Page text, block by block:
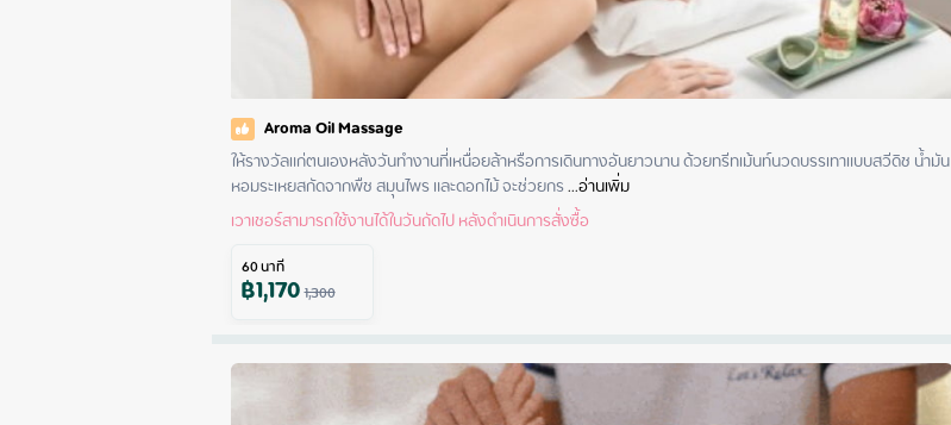
Aroma Oil Massage
ให้รางวัลแก่ตนเองหลังวันทำงานที่เหนื่อยล้าหรือการเดินทางอันยาวนาน ด้วยทรีทเม้นท์นวดบรรเทาแบบสวีดิช น้ำมัน
หอมระเหยสกัดจากพืช สมุนไพร และดอกไม้ จะช่วยกร ...อ่านเพิ่ม
เวาเชอร์สามารถใช้งานได้ในวันถัดไป หลังดำเนินการสั่งซื้อ
60นาที
฿1,1701,300